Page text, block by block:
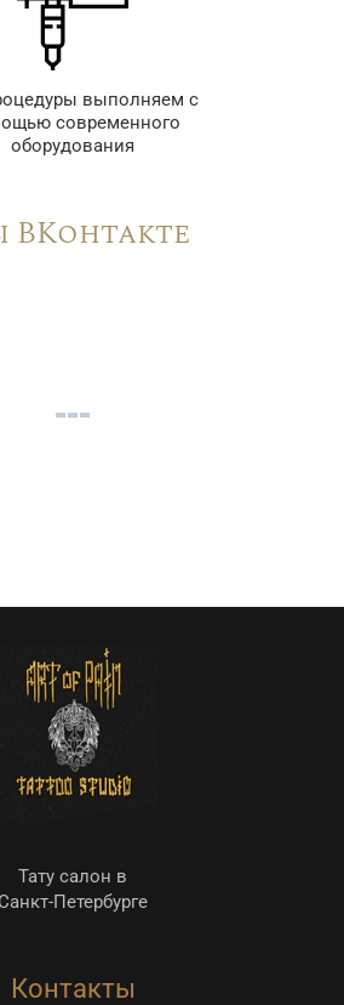
выполняем с
современного
оборудования
Тату салон в
Санкт-Петербурге
Контакты